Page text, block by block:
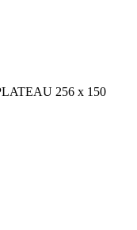
256 x 150